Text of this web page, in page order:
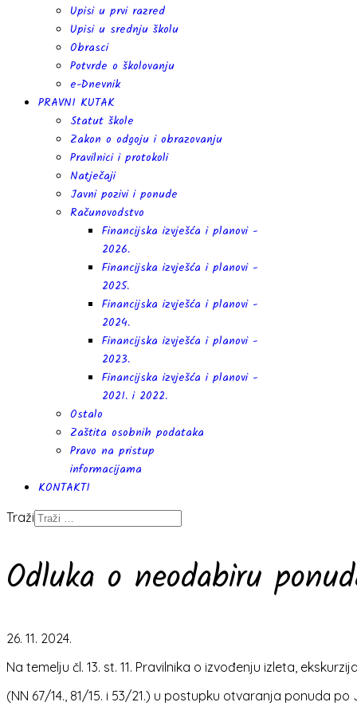
Upisi u prvi razred
Upisi u srednju školu
Obrasci
Potvrde o školovanju
e-Dnevnik
PRAVNI KUTAK
Statut škole
Zakon o odgoju i obrazovanju
Pravilnici i protokoli
Natječaji
Javni pozivi i ponude
Računovodstvo
Financijska izvješća i planovi -
2026.
Financijska izvješća i planovi -
2025.
Financijska izvješća i planovi -
2024.
Financijska izvješća i planovi -
2023.
Financijska izvješća i planovi -
2021. i 2022.
Ostalo
Zaštita osobnih podataka
Pravo na pristup
informacijama
KONTAKTI
Traži
Odluka o neodabiru
26. 11. 2024.
Na temelju čl. 13. st. 11. Pravilnika o izvođenju izleta,
(NN 67/14., 81/15. i 53/21.) u postupku otvaranja ponuda